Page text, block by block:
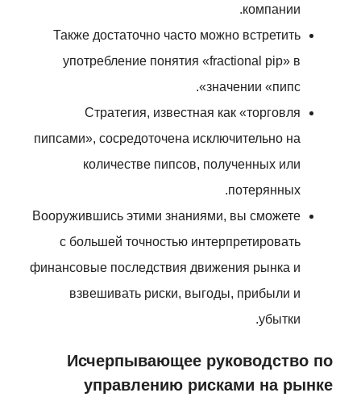
компании.
Также достаточно часто можно встретить
употребление понятия «fractional pip» в
значении «пипс».
Стратегия, известная как «торговля
пипсами», сосредоточена исключительно на
количестве пипсов, полученных или
потерянных.
Вооружившись этими знаниями, вы сможете
с большей точностью интерпретировать
финансовые последствия движения рынка и
взвешивать риски, выгоды, прибыли и
убытки.
Исчерпывающее руководство по
управлению рисками на рынке